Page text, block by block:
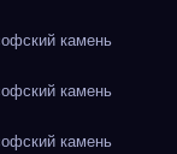
камень
камень
камень